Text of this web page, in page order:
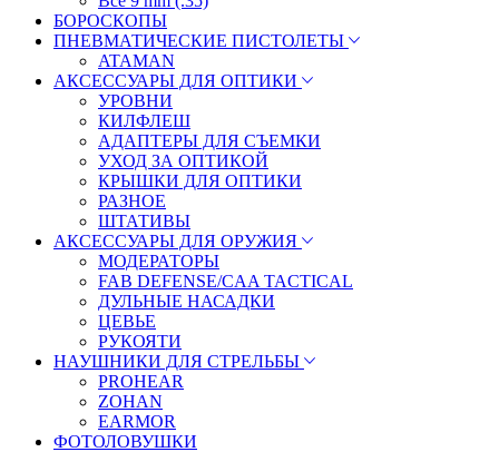
БОРОСКОПЫ
ПНЕВМАТИЧЕСКИЕ ПИСТОЛЕТЫ
ATAMAN
АКСЕССУАРЫ ДЛЯ ОПТИКИ
УРОВНИ
КИЛФЛЕШ
АДАПТЕРЫ ДЛЯ СЪЕМКИ
УХОД ЗА ОПТИКОЙ
КРЫШКИ ДЛЯ ОПТИКИ
РАЗНОЕ
ШТАТИВЫ
АКСЕССУАРЫ ДЛЯ ОРУЖИЯ
МОДЕРАТОРЫ
FAB DEFENSE/CAA TACTICAL
ДУЛЬНЫЕ НАСАДКИ
ЦЕВЬЕ
РУКОЯТИ
НАУШНИКИ ДЛЯ СТРЕЛЬБЫ
PROHEAR
ZOHAN
EARMOR
ФОТОЛОВУШКИ